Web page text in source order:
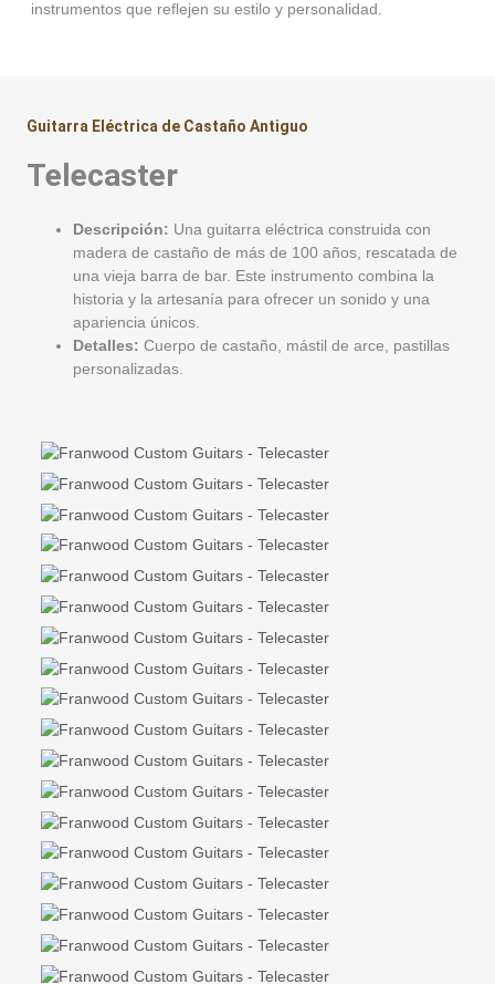
instrumentos que reflejen su estilo y personalidad.
Guitarra Eléctrica de Castaño Antiguo
Telecaster
Descripción: Una guitarra eléctrica construida con
madera de castaño de más de 100 años, rescatada de
una vieja barra de bar. Este instrumento combina la
historia y la artesanía para ofrecer un sonido y una
apariencia únicos.
Detalles: Cuerpo de castaño, mástil de arce, pastillas
personalizadas.